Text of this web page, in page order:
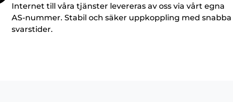
Internet till våra tjänster levereras av oss via vårt egna
AS-nummer. Stabil och säker uppkoppling med snabba
svarstider.